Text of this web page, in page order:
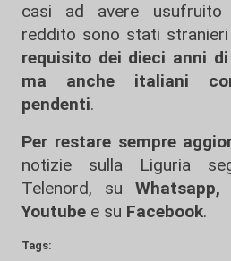
casi ad avere usufruito
reddito sono stati stranieri
requisito dei dieci anni
ma anche italiani
pendenti.
Per restare sempre
notizie sulla Liguria
Telenord, su
Whatsapp,
Youtube e su Facebook.
Tags: